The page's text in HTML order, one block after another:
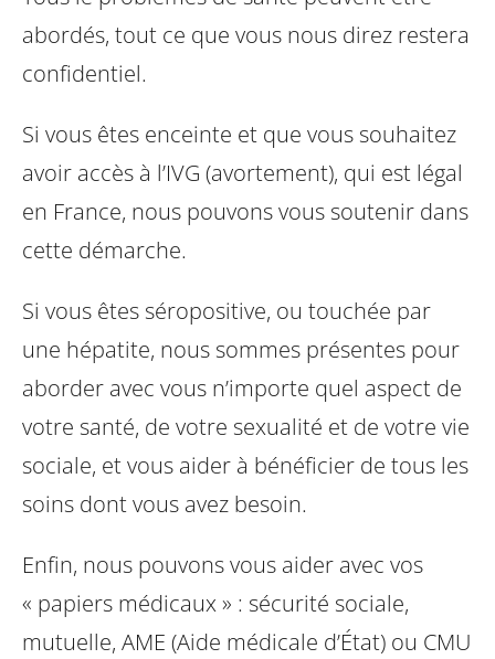
abordés, tout ce que vous nous direz restera
confidentiel.
Si vous êtes enceinte et que vous souhaitez
avoir accès à l’IVG (avortement), qui est légal
en France, nous pouvons vous soutenir dans
cette démarche.
Si vous êtes séropositive, ou touchée par
une hépatite, nous sommes présentes pour
aborder avec vous n’importe quel aspect de
votre santé, de votre sexualité et de votre vie
sociale, et vous aider à bénéficier de tous les
soins dont vous avez besoin.
Enfin, nous pouvons vous aider avec vos
« papiers médicaux » : sécurité sociale,
mutuelle, AME (Aide médicale d’État) ou CMU